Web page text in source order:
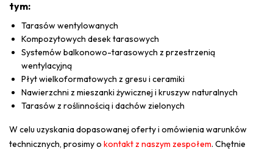
tym:
Tarasów wentylowanych
Kompozytowych desek tarasowych
Systemów balkonowo-tarasowych z przestrzenią
wentylacyjną
Płyt wielkoformatowych z gresu i ceramiki
Nawierzchni z mieszanki żywicznej i kruszyw naturalnych
Tarasów z roślinnością i dachów zielonych
W celu uzyskania dopasowanej oferty i omówienia warunków
technicznych, prosimy o kontakt z naszym zespołem. Chętnie